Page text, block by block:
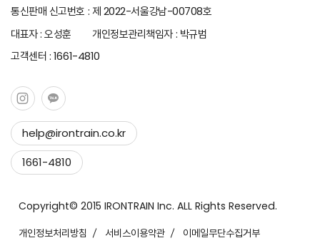
통신판매 신고번호 : 제 2022-서울강남-00708호
대표자 : 오성훈 개인정보관리책임자 : 박규범
고객센터 : 1661-4810
help@irontrain.co.kr
Copy to clipboard
Copied !
1661-4810
Copyright© 2015 IRONTRAIN Inc. ALL Rights Reserved.
개인정보처리방침
서비스이용약관 이메일무단수집거부